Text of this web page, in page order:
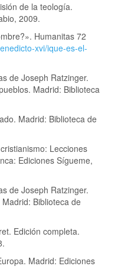
de la teología.
2009.
Humanitas 72
xvi/ique-es-el-
de Joseph Ratzinger.
Madrid: Biblioteca
Madrid: Biblioteca de
Lecciones
Ediciones Sígueme,
de Joseph Ratzinger.
Biblioteca de
Edición completa.
Madrid: Ediciones